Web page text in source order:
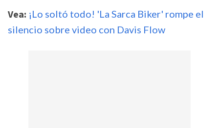
Vea: ¡Lo soltó todo! 'La Sarca Biker' rompe el
silencio sobre video con Davis Flow